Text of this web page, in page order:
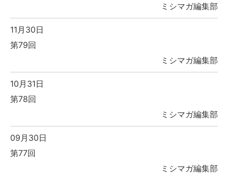
ミシマガ編集部
11月30日
第79回
ミシマガ編集部
10月31日
第78回
ミシマガ編集部
09月30日
第77回
ミシマガ編集部